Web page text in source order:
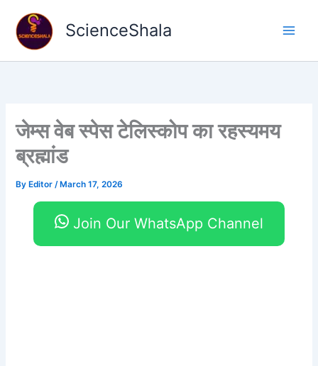
content
ScienceShala
जेम्स वेब स्पेस टेलिस्कोप का रहस्यमय
ब्रह्मांड
By Editor/ March 17, 2026
Join Our WhatsApp Channel